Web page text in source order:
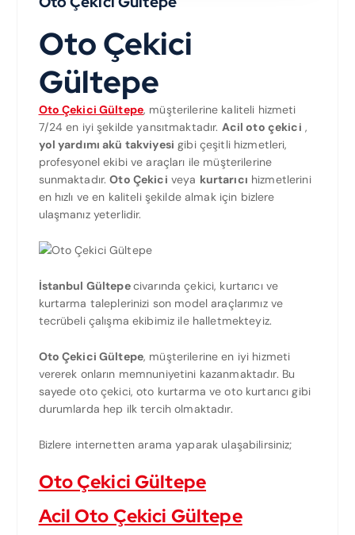
Oto Çekici
Gültepe
Oto Çekici Gültepe, müşterilerine kaliteli hizmeti
7/24 en iyi şekilde yansıtmaktadır. Acil oto çekici ,
yol yardımı akü takviyesi gibi çeşitli hizmetleri,
profesyonel ekibi ve araçları ile müşterilerine
sunmaktadır.Oto Çekici veya kurtarıcı hizmetlerini
en hızlı ve en kaliteli şekilde almak için bizlere
ulaşmanız yeterlidir.
İstanbul Gültepecivarında çekici, kurtarıcı ve
kurtarma taleplerinizi son model araçlarımız ve
tecrübeli çalışma ekibimiz ile halletmekteyiz.
Oto Çekici Gültepe, müşterilerine en iyi hizmeti
vererek onların memnuniyetini kazanmaktadır. Bu
sayede oto çekici, oto kurtarma ve oto kurtarıcı gibi
durumlarda hep ilk tercih olmaktadır.
Bizlere internetten arama yaparak ulaşabilirsiniz;
Oto Çekici Gültepe
Acil Oto Çekici Gültepe